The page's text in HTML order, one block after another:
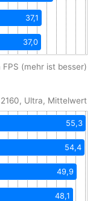
37,1
37,0
FPS (mehr ist besser)
Ultra, Mittelwert
55,3
54,4
49,9
48,1